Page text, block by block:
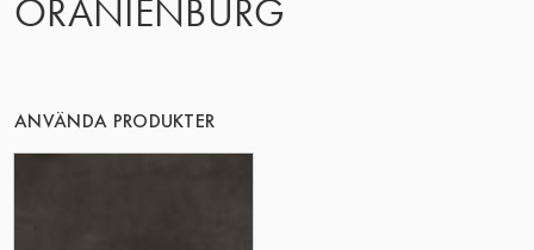
ORANIENBURG
ANVÄNDA PRODUKTER